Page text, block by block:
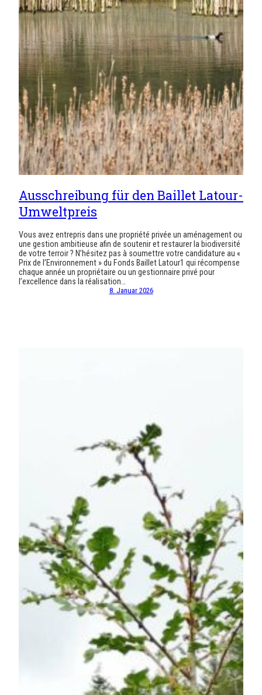
Ausschreibung für den Baillet Latour-
Umweltpreis
Vous avez entrepris dans une propriété privée un aménagement ou
une gestion ambitieuse afin de soutenir et restaurer la biodiversité
de votre terroir ? N’hésitez pas à soumettre votre candidature au «
Prix de l’Environnement » du Fonds Baillet Latour1 qui récompense
chaque année un propriétaire ou un gestionnaire privé pour
l’excellence dans la réalisation…
8. Januar 2026